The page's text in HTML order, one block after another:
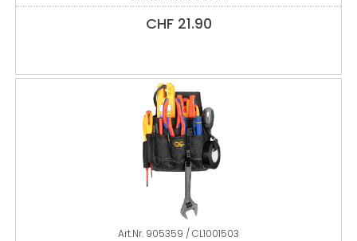
CHF 21.90
Art.Nr. 905359 / CL1001503